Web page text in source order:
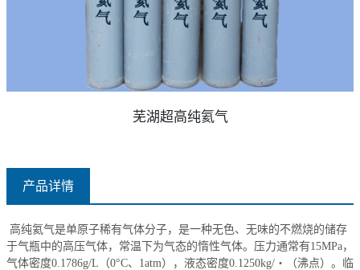
芜湖超高纯氦气
产品详情
高纯氦气是单原子稀有气体分子，是一种无色、无味的不燃烧的储存
于气瓶中的高压气体，常温下为气态的惰性气体。压力通常有15MPa，
气体密度0.1786g/L（0°C、1atm），液态密度0.1250kg/・（沸点）。临